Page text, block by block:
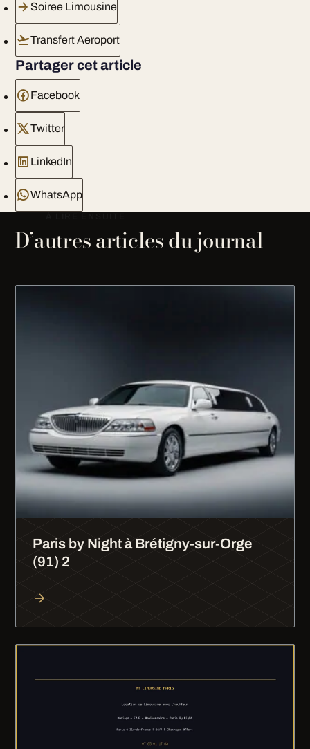
Soiree Limousine
Transfert Aeroport
Partager cet article
Facebook
Twitter
LinkedIn
WhatsApp
D’autres articles du journal
Paris by Night à Brétigny-sur-Orge
(91) 2